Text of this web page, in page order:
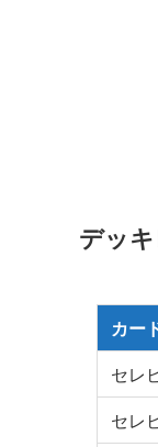
デッ
カー
セレ
セレ